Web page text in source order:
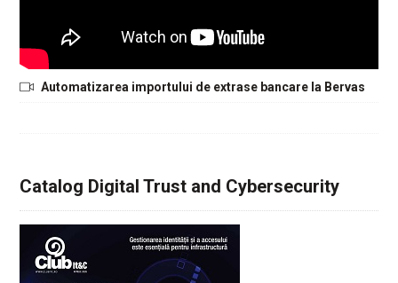
Automatizarea importului de extrase bancare la Bervas
Catalog Digital Trust and Cybersecurity